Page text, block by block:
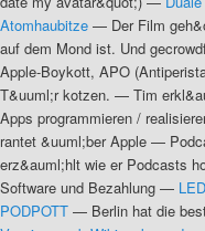
Atomhaubitze — Der Film
auf dem Mond ist. Und
Apple-Boykott, APO
T&uuml;r kotzen. — Tim
Apps programmieren /
rantet &uuml;ber Apple —
erz&auml;hlt wie er Podcasts
Software und Bezahlung —
PODPOTT — Berlin hat die